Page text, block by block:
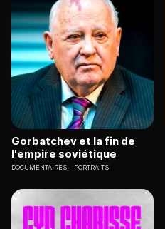
Gorbatchev et la fin de
l'empire soviétique
DOCUMENTAIRES PORTRAITS